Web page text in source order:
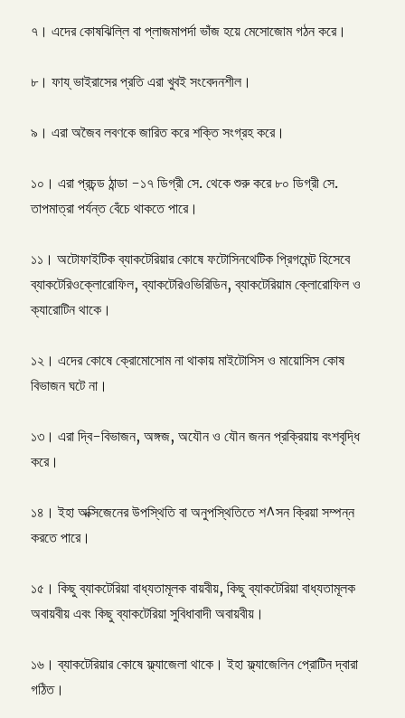
৭। এদের কোষঝিল্লি বা প্লাজমাপর্দা ভাঁজ হয়ে মেসোজোম গঠন করে।
৮। ফায্ ভাইরাসের প্রতি এরা খুবই সংবেদনশীল।
৯। এরা অজৈব লবণকে জারিত করে শক্তি সংগ্রহ করে।
১০। এরা প্রচন্ড ঠান্ডা -১৭ ডিগ্রী সে. থেকে শুরু করে ৮০ ডিগ্রী সে.
তাপমাত্রা পর্যন্ত বেঁচে থাকতে পারে।
১১। অটোফাইটিক ব্যাকটেরিয়ার কোষে ফটোসিনথেটিক প্রিগমেন্ট হিসেবে
ব্যাকটেরিওক্লোরোফিল, ব্যাকটেরিওভিরিডিন, ব্যাকটেরিয়াম ক্লোরোফিল ও
ক্যারোটিন থাকে।
১২। এদের কোষে ক্রোমোসোম না থাকায় মাইটোসিস ও মায়োসিস কোষ
বিভাজন ঘটে না।
১৩। এরা দ্বি-বিভাজন, অঙ্গজ, অযৌন ও যৌন জনন প্রক্রিয়ায় বংশবৃদ্ধি
করে।
১৪। ইহা অক্সিজেনের উপস্থিতি বা অনুপস্থিতিতে শ^সন ক্রিয়া সম্পন্ন
করতে পারে।
১৫। কিছু ব্যাকটেরিয়া বাধ্যতামূলক বায়বীয়, কিছু ব্যাকটেরিয়া বাধ্যতামূলক
অবায়বীয় এবং কিছু ব্যাকটেরিয়া সুবিধাবাদী অবায়বীয়।
১৬। ব্যাকটেরিয়ার কোষে ফ্ল্যাজেলা থাকে। ইহা ফ্ল্যাজেলিন প্রোটিন দ্বারা
গঠিত।